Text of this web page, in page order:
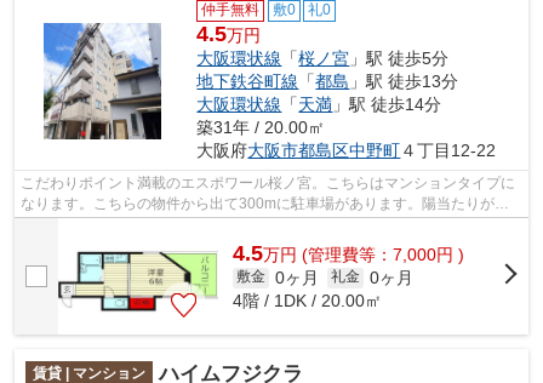
仲手無料 敷0 礼0
4.5万円
大阪環状線 「桜ノ宮 」駅 徒歩5分
地下鉄谷町線 「都島 」駅 徒歩13分
大阪環状線 「天満 」駅 徒歩14分
築31年 / 20.00㎡
大阪府大阪市都島区中野町４丁目12-22
こだわりポイント満載のエスポワール桜ノ宮。こちらはマンションタイプに
なります。こちらの物件から出て300mに駐車場があります。陽当たりがよ
4.5万円 (管理費等：7,000円 )
敷金 0ヶ月 礼金 0ヶ月
4階 / 1DK / 20.00㎡
賃貸 | マンション ハイムフジクラ